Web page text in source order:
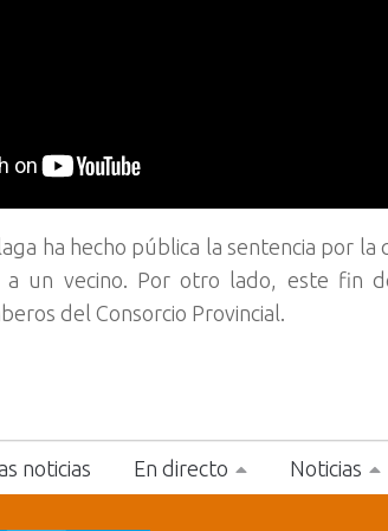
ha hecho pública la sentencia por
un vecino. Por otro lado, este fin
del Consorcio Provincial.
noticias En directo Noticias